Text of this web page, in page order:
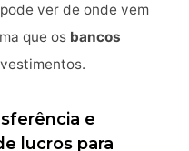
ver de onde vem
que os bancos
e
lucros para